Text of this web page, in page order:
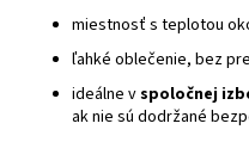
miestnosť s teplotou
ľahké oblečenie, bez
ideálne vspoločnej
ak nie sú dodržané